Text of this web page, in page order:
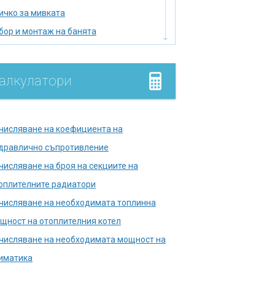
за мивката
и монтаж на банята
вана
тоалетна
в държавни
кабина
на коефициента на
съпротивление
на броя на секциите на
радиатори
на необходимата топлинна
на отоплителния котел
на необходимата мощност на